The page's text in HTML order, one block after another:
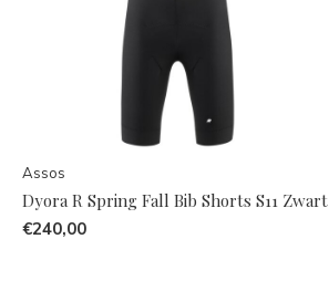
Assos
Dyora R Spring Fall Bib Shorts S11 Zwart
€240,00